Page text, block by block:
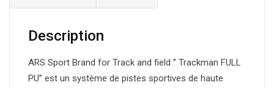
Description
ARS Sport Brand for Track and field ‘’ Trackman FULL
PU’’ est un système de pistes sportives de haute